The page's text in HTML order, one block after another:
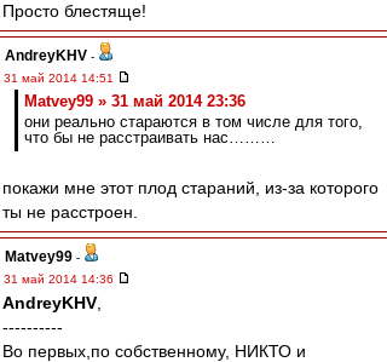
Просто блестяще!
AndreyKHV -
31 май 2014 14:51
Matvey99 » 31 май 2014 23:36
они реально стараются в том числе для того,
что бы не расстраивать нас………
покажи мне этот плод стараний, из-за которого
ты не расстроен.
Matvey99 -
31 май 2014 14:36
AndreyKHV
----------
Во первых,по собственному, НИКТО и